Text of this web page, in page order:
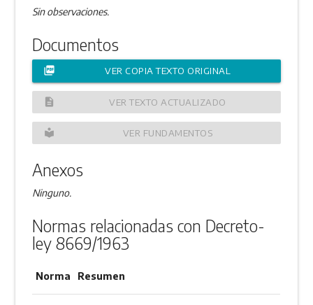
Sin observaciones.
Documentos
picture_as_pdf VER COPIA TEXTO ORIGINAL
description VER TEXTO ACTUALIZADO
local_library VER FUNDAMENTOS
Anexos
Ninguno.
Normas relacionadas con Decreto-
ley 8669/1963
Norma Resumen